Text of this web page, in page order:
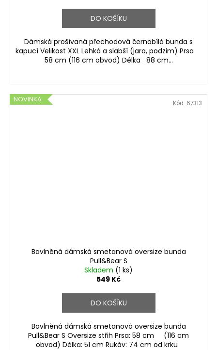
DO KOŠÍKU
Dámská prošívaná přechodová černobílá bunda s
kapucí Velikost XXL Lehká a slabší (jaro, podzim) Prsa
58 cm (116 cm obvod) Délka 88 cm...
NOVINKA
Bavlněná dámská smetanová oversize bunda
Pull&Bear S
Skladem (1 ks)
549 Kč
DO KOŠÍKU
Bavlněná dámská smetanová oversize bunda
Pull&Bear S Oversize střih Prsa: 58 cm (116 cm
obvod) Délka: 51 cm Rukáv: 74 cm od krku
Kód: 67313